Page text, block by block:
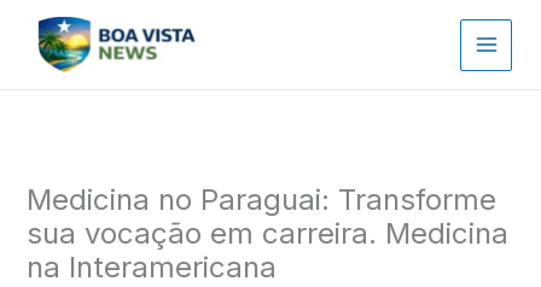
Medicina no Paraguai: Transforme
sua vocação em carreira. Medicina
na Interamericana